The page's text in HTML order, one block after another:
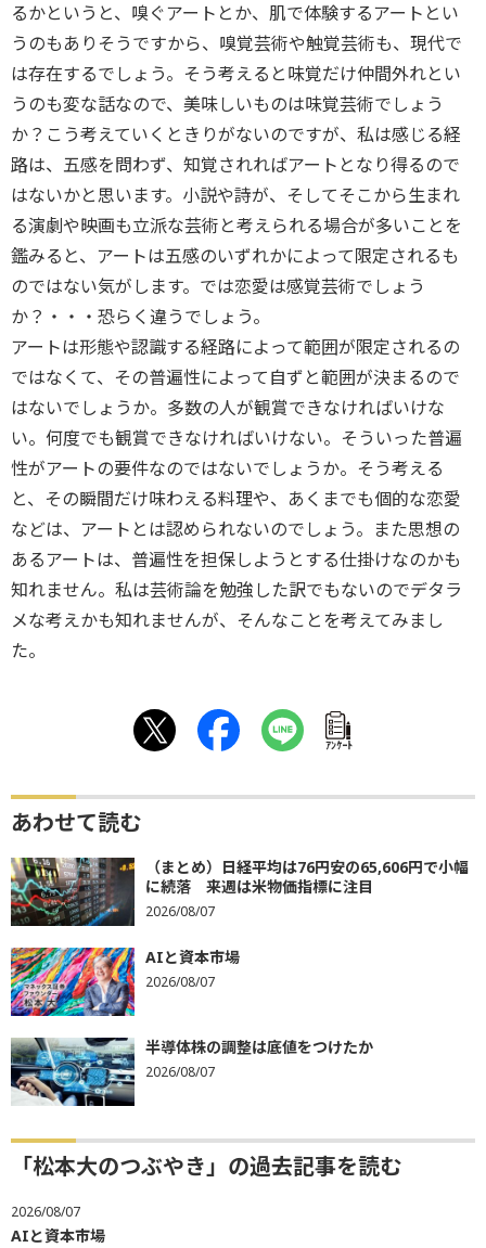
るかというと、嗅ぐアートとか、肌で体験するアートとい
うのもありそうですから、嗅覚芸術や触覚芸術も、現代で
は存在するでしょう。そう考えると味覚だけ仲間外れとい
うのも変な話なので、美味しいものは味覚芸術でしょう
か？こう考えていくときりがないのですが、私は感じる経
路は、五感を問わず、知覚されればアートとなり得るので
はないかと思います。小説や詩が、そしてそこから生まれ
る演劇や映画も立派な芸術と考えられる場合が多いことを
鑑みると、アートは五感のいずれかによって限定されるも
のではない気がします。では恋愛は感覚芸術でしょう
か？・・・恐らく違うでしょう。
アートは形態や認識する経路によって範囲が限定されるの
ではなくて、その普遍性によって自ずと範囲が決まるので
はないでしょうか。多数の人が観賞できなければいけな
い。何度でも観賞できなければいけない。そういった普遍
性がアートの要件なのではないでしょうか。そう考える
と、その瞬間だけ味わえる料理や、あくまでも個的な恋愛
などは、アートとは認められないのでしょう。また思想の
あるアートは、普遍性を担保しようとする仕掛けなのかも
知れません。私は芸術論を勉強した訳でもないのでデタラ
メな考えかも知れませんが、そんなことを考えてみまし
た。
ｱﾝｹｰﾄ
あわせて読む
（まとめ）日経平均は76円安の65,606円で小幅
に続落 来週は米物価指標に注目
2026/08/07
AIと資本市場
2026/08/07
半導体株の調整は底値をつけたか
2026/08/07
「松本大のつぶやき」の過去記事を読む
2026/08/07
AIと資本市場